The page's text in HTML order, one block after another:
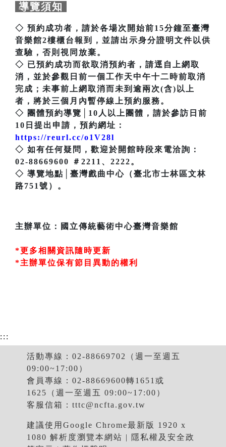
導覽須知
◇ 預約成功者，請於各場次開始前15分鐘至臺灣
音樂館2樓櫃台報到，並請出示身分證明文件以供
查驗，否則視同放棄。
◇ 已預約成功而欲取消預約者，請逕自上網取
消，並於參觀日前一個工作天中午十二時前取消
完成；未事前上網取消而未到逾兩次(含)以上
者，將於三個月內暫停線上預約服務。
◇ 團體預約導覽│10人以上團體，請於參訪日前
10日提出申請，預約網址：
https://reurl.cc/o1V28l
◇ 如有任何疑問，歡迎於開館時段來電洽詢：
02-88669600 ＃2211、2222。
◇ 導覽地點│臺灣戲曲中心（臺北市士林區文林
路751號）。
主辦單位：國立傳統藝術中心臺灣音樂館
*更多相關資訊隨時更新
*主辦單位保有節目異動的權利
:::
活動專線：02-88669702（週一至週五
09:00~17:00）
會員專線：02-88669600轉1651或
1625（週一至週五 09:00~17:00）
客服信箱： tttc@ncfta.gov.tw
建議使用Google Chrome最新版 1920 x
1080 解析度瀏覽本網站 |
隱私權及安全政